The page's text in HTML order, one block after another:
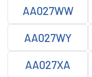
AA027WW
AA027WY
AA027XA